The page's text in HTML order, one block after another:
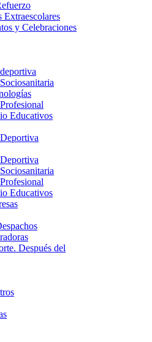
Extraescolares
y Celebraciones
Educativos
Educativos
Después del